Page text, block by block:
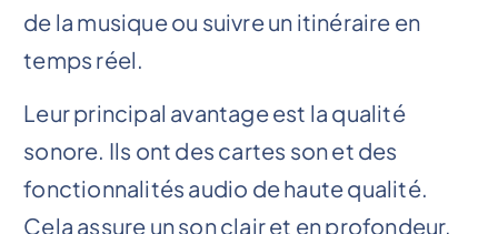
de la musique ou suivre un itinéraire en
temps réel.
Leur principal avantage est la qualité
sonore. Ils ont des cartes son et des
fonctionnalités audio de haute qualité.
Cela assure un son clair et en profondeur,